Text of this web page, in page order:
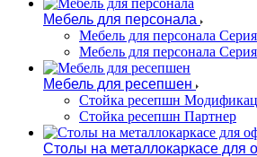
Мебель для персонала
Мебель для персонала
Мебель для персонала
Мебель для ресепшен
Стойка ресепшн
Стойка ресепшн Партнер
Столы на металлокаркасе для